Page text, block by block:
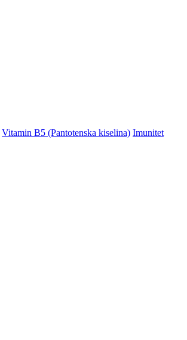
Vitamin B5 (Pantotenska kiselina) Imunitet